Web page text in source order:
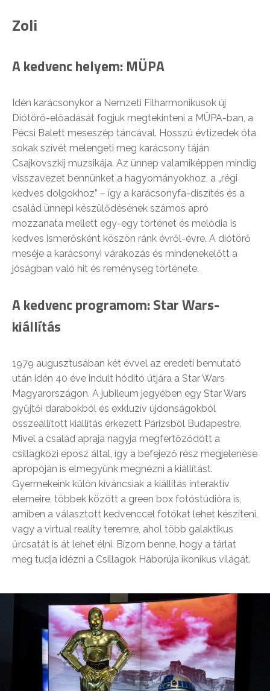
Zoli
A kedvenc helyem: MÜPA
Idén karácsonykor a Nemzeti Filharmonikusok új
Diótörő-előadását fogjuk megtekinteni a MÜPA-ban, a
Pécsi Balett meseszép táncával. Hosszú évtizedek óta
sokak szívét melengeti meg karácsony táján
Csajkovszkij muzsikája. Az ünnep valamiképpen mindig
visszavezet bennünket a hagyományokhoz, a „régi
kedves dolgokhoz” – így a karácsonyfa-díszítés és a
család ünnepi készülődésének számos apró
mozzanata mellett egy-egy történet és melódia is
kedves ismerősként köszön ránk évről-évre. A diótörő
meséje a karácsonyi várakozás és mindenekelőtt a
jóságban való hit és reménység története.
A kedvenc programom: Star Wars-
kiállítás
1979 augusztusában két évvel az eredeti bemutató
után idén 40 éve indult hódító útjára a Star Wars
Magyarországon. A jubileum jegyében egy Star Wars
gyűjtői darabokból és exkluzív újdonságokból
összeállított kiállítás érkezett Párizsból Budapestre.
Mivel a család apraja nagyja megfertőződött a
csillagközi eposz által, így a befejező rész megjelenése
apropóján is elmegyünk megnézni a kiállítást.
Gyermekeink külön kíváncsiak a kiállítás interaktív
elemeire, többek között a green box fotóstúdióra is,
amiben a választott kedvenccel fotókat lehet készíteni,
vagy a virtual reality teremre, ahol több galaktikus
űrcsatát is át lehet élni. Bízom benne, hogy a tárlat
meg tudja idézni a Csillagok Háborúja ikonikus világát.